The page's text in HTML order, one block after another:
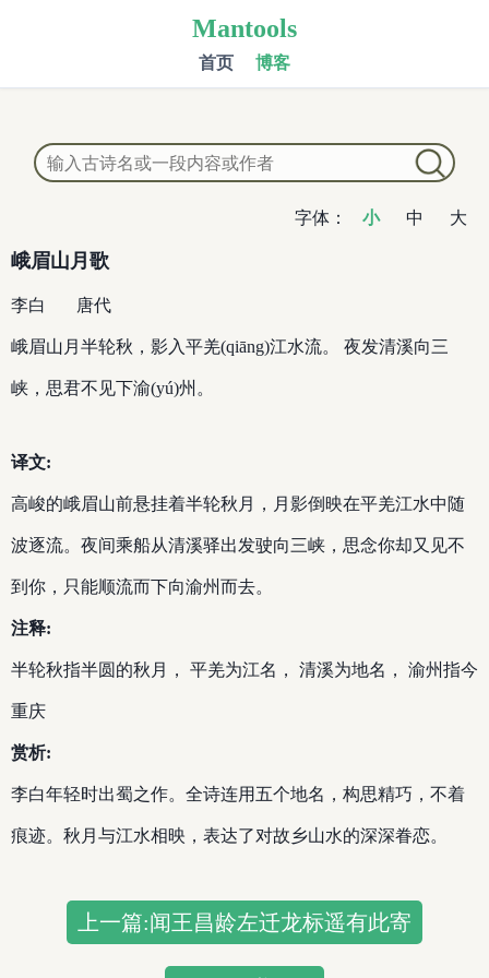
Mantools
首页 博客
字体： 小 中 大
峨眉山月歌
李白 唐代
峨眉山月半轮秋，影入平羌(qiāng)江水流。 夜发清溪向三
峡，思君不见下渝(yú)州。
译文:
高峻的峨眉山前悬挂着半轮秋月，月影倒映在平羌江水中随
波逐流。夜间乘船从清溪驿出发驶向三峡，思念你却又见不
到你，只能顺流而下向渝州而去。
注释:
半轮秋指半圆的秋月， 平羌为江名， 清溪为地名， 渝州指今
重庆
赏析:
李白年轻时出蜀之作。全诗连用五个地名，构思精巧，不着
痕迹。秋月与江水相映，表达了对故乡山水的深深眷恋。
上一篇:闻王昌龄左迁龙标遥有此寄